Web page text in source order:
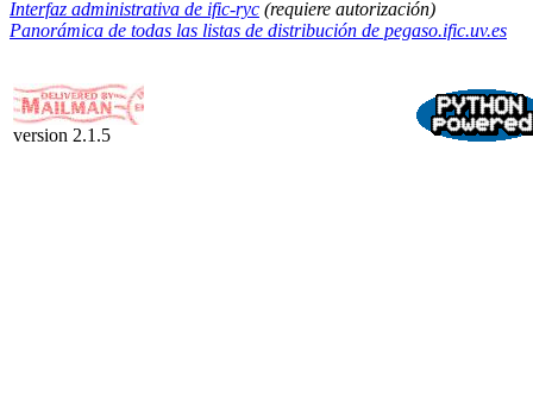
Interfaz administrativa de ific-ryc (requiere autorización)
Panorámica de todas las listas de distribución de pegaso.ific.uv.es
version 2.1.5